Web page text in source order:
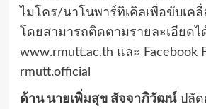
ไมโคร/นาโนพาร์ทิเคิลเพื่อขับเคลื่
โดยสามารถติดตามรายละเอียดไ
www.rmutt.ac.th และ Facebook
rmutt.official
ด้าน นายเพิ่มสุข สัจจาภิวัฒน์ปลัด